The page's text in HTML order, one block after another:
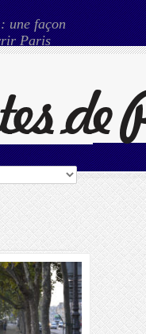
une façon
Paris